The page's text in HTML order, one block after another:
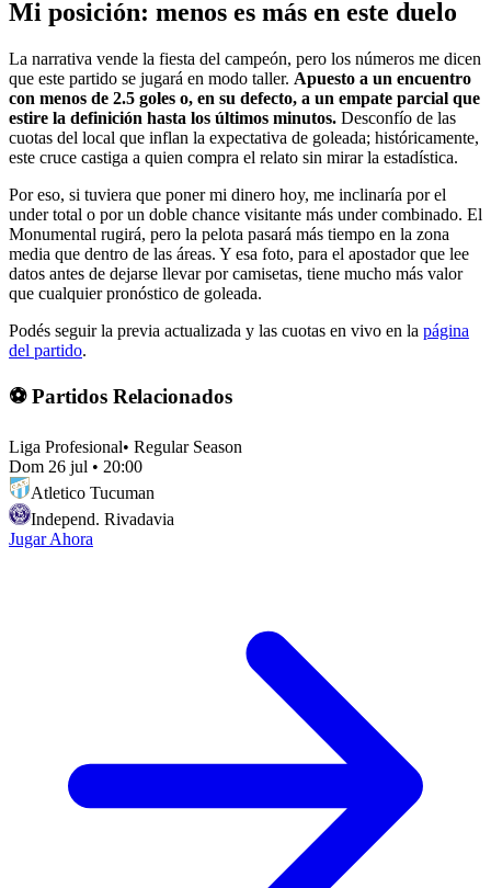
Mi posición: menos es más en este duelo
La narrativa vende la fiesta del campeón, pero los números me dicen
que este partido se jugará en modo taller. Apuesto a un encuentro
con menos de 2.5 goles o, en su defecto, a un empate parcial que
estire la definición hasta los últimos minutos. Desconfío de las
cuotas del local que inflan la expectativa de goleada; históricamente,
este cruce castiga a quien compra el relato sin mirar la estadística.
Por eso, si tuviera que poner mi dinero hoy, me inclinaría por el
under total o por un doble chance visitante más under combinado. El
Monumental rugirá, pero la pelota pasará más tiempo en la zona
media que dentro de las áreas. Y esa foto, para el apostador que lee
datos antes de dejarse llevar por camisetas, tiene mucho más valor
que cualquier pronóstico de goleada.
Podés seguir la previa actualizada y las cuotas en vivo en la página
del partido.
⚽ Partidos Relacionados
Liga Profesional• Regular Season
Dom 26 jul • 20:00
Atletico Tucuman
Independ. Rivadavia
Jugar Ahora